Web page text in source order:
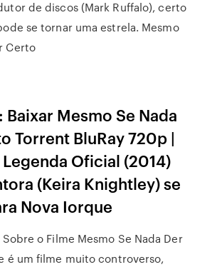
de discos (Mark Ruffalo), certo
se tornar uma estrela. Mesmo
Certo
Baixar Mesmo Se Nada
Torrent BluRay 720p |
Oficial (2014)
(Keira Knightley) se
Nova Iorque
Sobre o Filme Mesmo Se Nada Der
é um filme muito controverso,